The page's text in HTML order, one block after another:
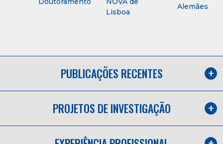
Lisboa
Alemães
PUBLICAÇÕES RECENTES
PROJETOS DE INVESTIGAÇÃO